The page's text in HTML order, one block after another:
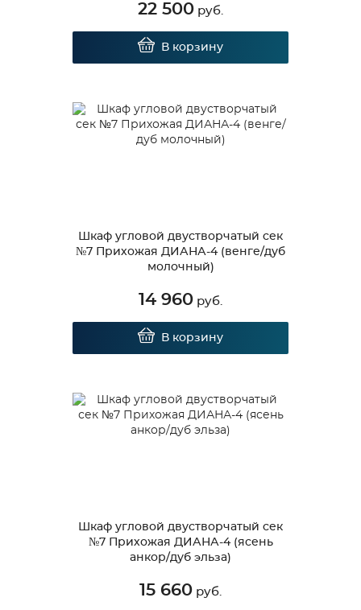
22 500 руб.
В корзину
Шкаф угловой двустворчатый сек
№7 Прихожая ДИАНА-4 (венге/дуб
молочный)
14 960 руб.
В корзину
Шкаф угловой двустворчатый сек
№7 Прихожая ДИАНА-4 (ясень
анкор/дуб эльза)
15 660 руб.